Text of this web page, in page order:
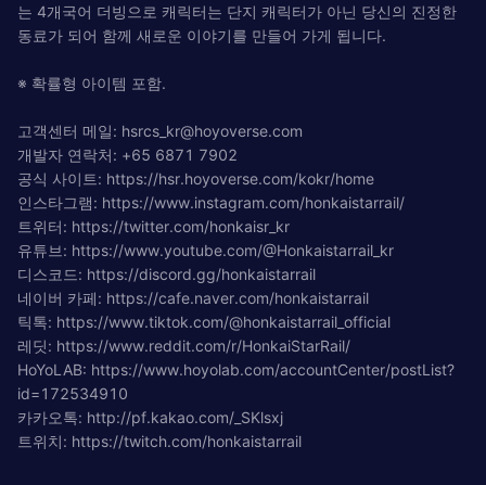
는 4개국어 더빙으로 캐릭터는 단지 캐릭터가 아닌 당신의 진정한
동료가 되어 함께 새로운 이야기를 만들어 가게 됩니다.
※ 확률형 아이템 포함.
고객센터 메일: hsrcs_kr@hoyoverse.com
개발자 연락처: +65 6871 7902
공식 사이트: https://hsr.hoyoverse.com/kokr/home
인스타그램: https://www.instagram.com/honkaistarrail/
트위터: https://twitter.com/honkaisr_kr
유튜브: https://www.youtube.com/@Honkaistarrail_kr
디스코드: https://discord.gg/honkaistarrail
네이버 카페: https://cafe.naver.com/honkaistarrail
틱톡: https://www.tiktok.com/@honkaistarrail_official
레딧: https://www.reddit.com/r/HonkaiStarRail/
HoYoLAB: https://www.hoyolab.com/accountCenter/postList?
id=172534910
카카오톡: http://pf.kakao.com/_SKlsxj
트위치: https://twitch.com/honkaistarrail